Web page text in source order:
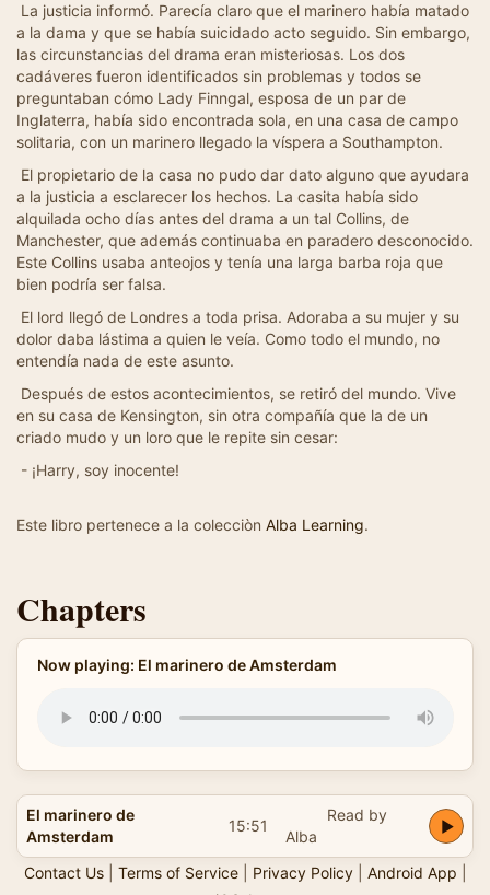
La justicia informó. Parecía claro que el marinero había matado
a la dama y que se había suicidado acto seguido. Sin embargo,
las circunstancias del drama eran misteriosas. Los dos
cadáveres fueron identificados sin problemas y todos se
preguntaban cómo Lady Finngal, esposa de un par de
Inglaterra, había sido encontrada sola, en una casa de campo
solitaria, con un marinero llegado la víspera a Southampton.
El propietario de la casa no pudo dar dato alguno que ayudara
a la justicia a esclarecer los hechos. La casita había sido
alquilada ocho días antes del drama a un tal Collins, de
Manchester, que además continuaba en paradero desconocido.
Este Collins usaba anteojos y tenía una larga barba roja que
bien podría ser falsa.
El lord llegó de Londres a toda prisa. Adoraba a su mujer y su
dolor daba lástima a quien le veía. Como todo el mundo, no
entendía nada de este asunto.
Después de estos acontecimientos, se retiró del mundo. Vive
en su casa de Kensington, sin otra compañía que la de un
criado mudo y un loro que le repite sin cesar:
- ¡Harry, soy inocente!
Este libro pertenece a la colecciòn Alba Learning.
Chapters
Now playing: El marinero de Amsterdam
El marinero de
Amsterdam
15:51
Read by
Alba
Contact Us| Terms of Service| Privacy Policy| Android App